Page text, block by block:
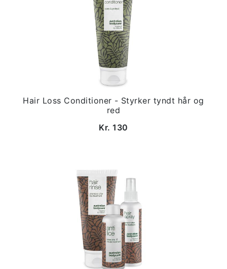
Hair Loss Conditioner - Styrker tyndt hår og
red
Kr. 130